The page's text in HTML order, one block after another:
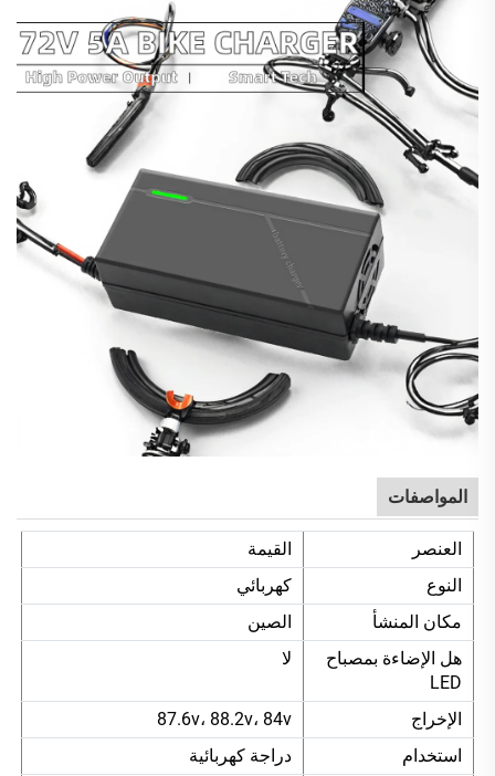
المواصفات
العنصر
القيمة
النوع
كهربائي
مكان المنشأ
الصين
هل الإضاءة بمصباح
LED
لا
الإخراج
87.6v، 88.2v، 84v
استخدام
دراجة كهربائية